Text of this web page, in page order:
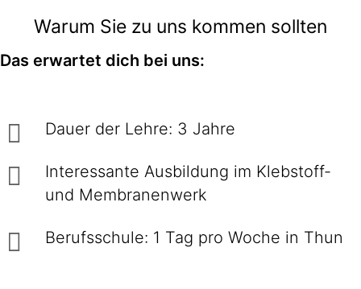
Warum Sie zu uns kommen sollten
Das erwartet dich bei uns:
Dauer der Lehre: 3 Jahre
Interessante Ausbildung im Klebstoff-
und Membranenwerk
Berufsschule: 1 Tag pro Woche in Thun